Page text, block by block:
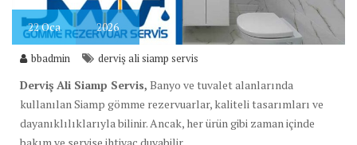
22Oca 2026
bbadmin derviş ali siamp servis
Derviş Ali Siamp Servis, Banyo ve tuvalet alanlarında
kullanılan Siamp gömme rezervuarlar, kaliteli tasarımları ve
dayanıklılıklarıyla bilinir. Ancak, her ürün gibi zaman içinde
bakım ve servise ihtiyaç duyabilir.